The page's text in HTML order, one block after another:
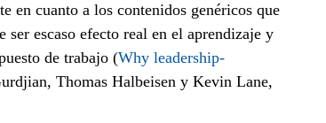
en cuanto a los contenidos genéricos que
ser escaso efecto real en el aprendizaje y
de trabajo (Why leadership-
Thomas Halbeisen y Kevin Lane,